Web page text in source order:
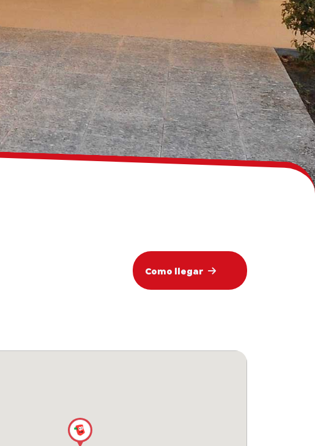
Como llegar